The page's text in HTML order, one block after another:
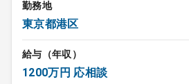
勤務地
東京都港区
給与（年収）
1200万円 応相談